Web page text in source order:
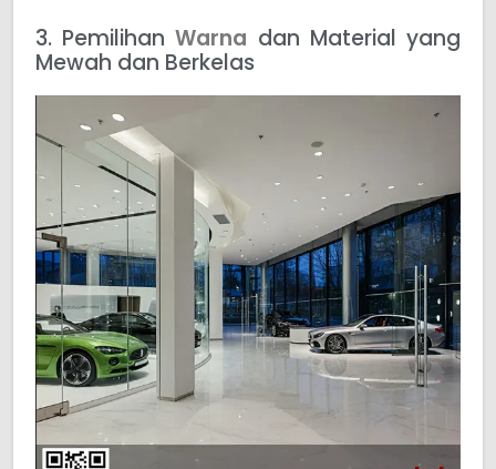
3. PemilihanWarna dan Material yang
Mewah dan Berkelas